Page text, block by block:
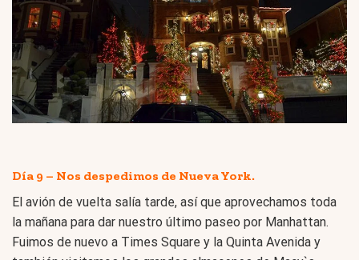
Día 9 – Nos despedimos de Nueva York.
El avión de vuelta salía tarde, así que aprovechamos toda
la mañana para dar nuestro último paseo por Manhattan.
Fuimos de nuevo a Times Square y la Quinta Avenida y